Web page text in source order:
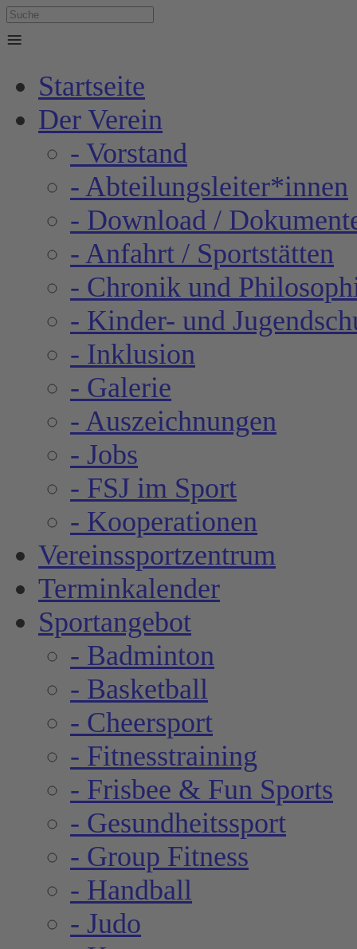
≡
Startseite
Der Verein
- Vorstand
- Abteilungsleiter*innen
- Download /
- Anfahrt / Sportstätten
- Chronik und
- Kinder- und
- Inklusion
- Galerie
- Auszeichnungen
- Jobs
- FSJ im Sport
- Kooperationen
Vereinssportzentrum
Terminkalender
Sportangebot
- Badminton
- Basketball
- Cheersport
- Fitnesstraining
- Frisbee & Fun Sports
- Gesundheitssport
- Group Fitness
- Handball
- Judo